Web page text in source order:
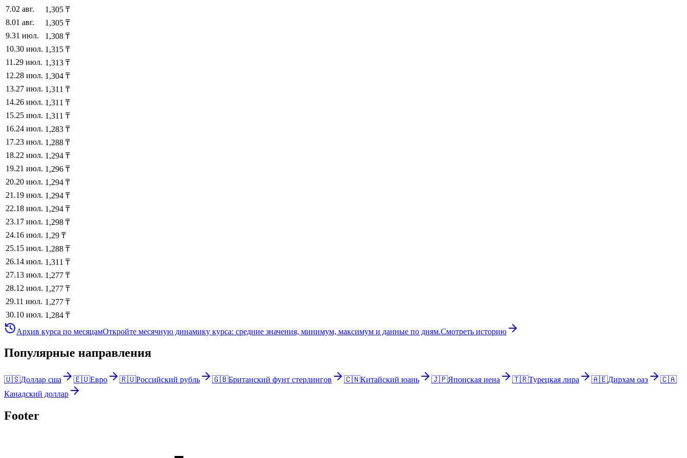
7.02 авг. 1,305 ₸
8.01 авг. 1,305 ₸
9.31 июл. 1,308 ₸
10.30 июл. 1,315 ₸
11 .29 июл. 1,313 ₸
12.28 июл. 1,304 ₸
13.27 июл. 1,311 ₸
14.26 июл. 1,311 ₸
15.25 июл. 1,311 ₸
16.24 июл. 1,283 ₸
17.23 июл. 1,288 ₸
18.22 июл. 1,294 ₸
19.21 июл. 1,296 ₸
20.20 июл. 1,294 ₸
21 .19 июл. 1,294 ₸
22.18 июл. 1,294 ₸
23.17 июл. 1,298 ₸
24.16 июл. 1,29 ₸
25.15 июл. 1,288 ₸
26.14 июл. 1,311 ₸
27.13 июл. 1,277 ₸
28.12 июл. 1,277 ₸
29.11 июл. 1,277 ₸
30.10 июл. 1,284 ₸
Архив курса по месяцамОткройте месячную динамику курса: средние значения, минимум, максимум и данные по дням.Смотреть историю
Популярные направления
🇺🇸Доллар сша 🇪🇺Евро 🇷🇺Российский рубль 🇬🇧Британский фунт стерлингов 🇨🇳Китайский юань 🇯🇵Японская иена 🇹🇷Турецкая лира 🇦🇪Дирхам оаэ
🇨🇦
Канадский доллар
Footer